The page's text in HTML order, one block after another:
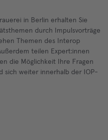
in Berlin erhalten Sie
durch Impulsvorträge
Themen des Interop
teilen Expert:innen
die Möglichkeit Ihre Fragen
sich weiter innerhalb der IOP-